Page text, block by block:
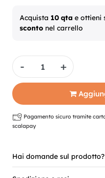
Acquista 10 qta e ottieni
sconto nel carrello
Quantità
Pagamento sicuro tramite
scalapay
Hai domande sul prodotto?